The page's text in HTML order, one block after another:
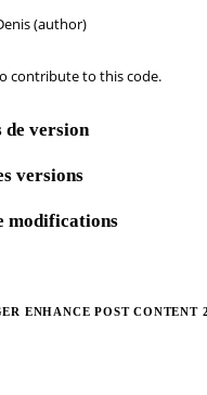
(author)
contribute to this code.
version
versions
modifications
ENHANCE POST CONTENT